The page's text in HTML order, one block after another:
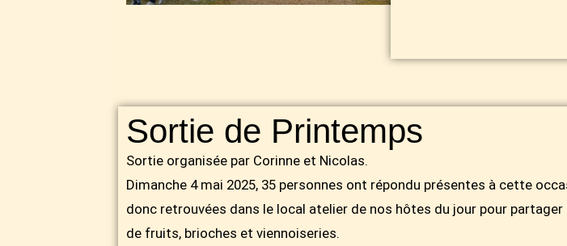
Sortie de Printemps
Sortie organisée par Corinne et Nicolas.
Dimanche 4 mai 2025, 35 personnes ont répondu présentes à cette
donc retrouvées dans le local atelier de nos hôtes du jour pour partager
de fruits, brioches et viennoiseries.